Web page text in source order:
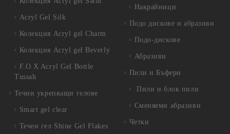
Acryl Gel Silk
Колекция Acryl gel Charm
Колекция Acryl gel Beverly
F.O.X Acryl Gel Bottle
Tussah
Течни укрепващи гелове
Smart gel clear
Течен гел Shine Gel Flakes
Накрайници
Подо дискове и абразиви
Подо-дискове
Абразиви
Пили и Бъфери
Пили и блок пили
Сменяеми абразиви
Четки